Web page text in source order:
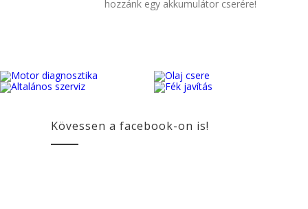
hozzánk egy akkumulátor cserére!
Kövessen a facebook-on is!